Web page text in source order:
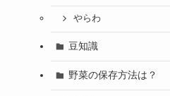
やらわ
豆知識
野菜の保存方法は？